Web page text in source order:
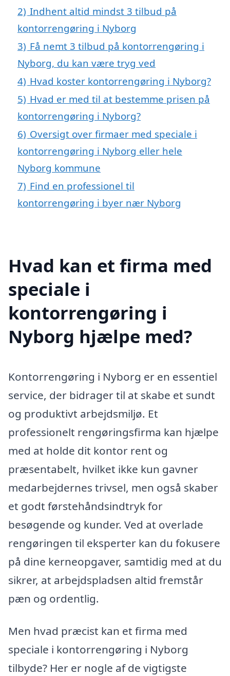
2) Indhent altid mindst 3 tilbud på
kontorrengøring i Nyborg
3) Få nemt 3 tilbud på kontorrengøring i
Nyborg, du kan være tryg ved
4) Hvad koster kontorrengøring i Nyborg?
5) Hvad er med til at bestemme prisen på
kontorrengøring i Nyborg?
6) Oversigt over firmaer med speciale i
kontorrengøring i Nyborg eller hele
Nyborg kommune
7) Find en professionel til
kontorrengøring i byer nær Nyborg
Hvad kan et firma med
speciale i
kontorrengøring i
Nyborg hjælpe med?
Kontorrengøring i Nyborg er en essentiel
service, der bidrager til at skabe et sundt
og produktivt arbejdsmiljø. Et
professionelt rengøringsfirma kan hjælpe
med at holde dit kontor rent og
præsentabelt, hvilket ikke kun gavner
medarbejdernes trivsel, men også skaber
et godt førstehåndsindtryk for
besøgende og kunder. Ved at overlade
rengøringen til eksperter kan du fokusere
på dine kerneopgaver, samtidig med at du
sikrer, at arbejdspladsen altid fremstår
pæn og ordentlig.
Men hvad præcist kan et firma med
speciale i kontorrengøring i Nyborg
tilbyde? Her er nogle af de vigtigste